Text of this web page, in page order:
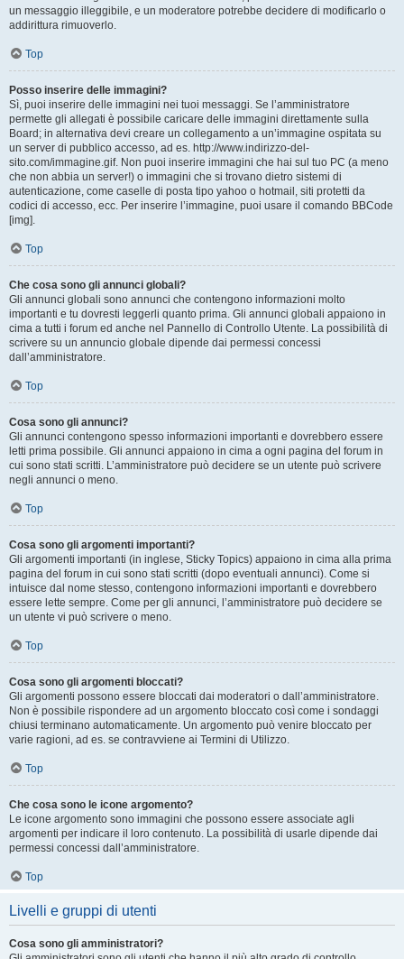
un messaggio illeggibile, e un moderatore potrebbe decidere di modificarlo o
addirittura rimuoverlo.
Top
Posso inserire delle immagini?
Sì, puoi inserire delle immagini nei tuoi messaggi. Se l’amministratore
permette gli allegati è possibile caricare delle immagini direttamente sulla
Board; in alternativa devi creare un collegamento a un’immagine ospitata su
un server di pubblico accesso, ad es. http://www.indirizzo-del-
sito.com/immagine.gif. Non puoi inserire immagini che hai sul tuo PC (a meno
che non abbia un server!) o immagini che si trovano dietro sistemi di
autenticazione, come caselle di posta tipo yahoo o hotmail, siti protetti da
codici di accesso, ecc. Per inserire l’immagine, puoi usare il comando BBCode
[img].
Top
Che cosa sono gli annunci globali?
Gli annunci globali sono annunci che contengono informazioni molto
importanti e tu dovresti leggerli quanto prima. Gli annunci globali appaiono in
cima a tutti i forum ed anche nel Pannello di Controllo Utente. La possibilità di
scrivere su un annuncio globale dipende dai permessi concessi
dall’amministratore.
Top
Cosa sono gli annunci?
Gli annunci contengono spesso informazioni importanti e dovrebbero essere
letti prima possibile. Gli annunci appaiono in cima a ogni pagina del forum in
cui sono stati scritti. L’amministratore può decidere se un utente può scrivere
negli annunci o meno.
Top
Cosa sono gli argomenti importanti?
Gli argomenti importanti (in inglese, Sticky Topics) appaiono in cima alla prima
pagina del forum in cui sono stati scritti (dopo eventuali annunci). Come si
intuisce dal nome stesso, contengono informazioni importanti e dovrebbero
essere lette sempre. Come per gli annunci, l’amministratore può decidere se
un utente vi può scrivere o meno.
Top
Cosa sono gli argomenti bloccati?
Gli argomenti possono essere bloccati dai moderatori o dall’amministratore.
Non è possibile rispondere ad un argomento bloccato così come i sondaggi
chiusi terminano automaticamente. Un argomento può venire bloccato per
varie ragioni, ad es. se contravviene ai Termini di Utilizzo.
Top
Che cosa sono le icone argomento?
Le icone argomento sono immagini che possono essere associate agli
argomenti per indicare il loro contenuto. La possibilità di usarle dipende dai
permessi concessi dall’amministratore.
Top
Livelli e gruppi di utenti
Cosa sono gli amministratori?